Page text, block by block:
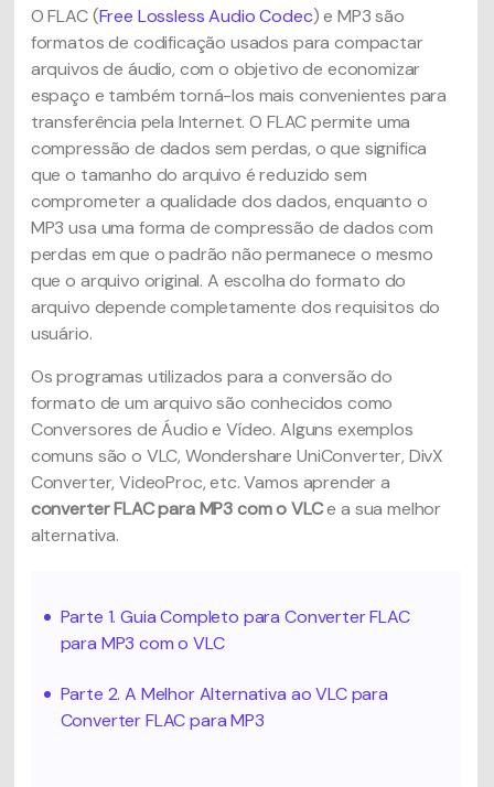
O FLAC (Free Lossless Audio Codec) e MP3 são
formatos de codificação usados para compactar
arquivos de áudio, com o objetivo de economizar
espaço e também torná-los mais convenientes para
transferência pela Internet. O FLAC permite uma
compressão de dados sem perdas, o que significa
que o tamanho do arquivo é reduzido sem
comprometer a qualidade dos dados, enquanto o
MP3 usa uma forma de compressão de dados com
perdas em que o padrão não permanece o mesmo
que o arquivo original. A escolha do formato do
arquivo depende completamente dos requisitos do
usuário.
Os programas utilizados para a conversão do
formato de um arquivo são conhecidos como
Conversores de Áudio e Vídeo. Alguns exemplos
comuns são o VLC, Wondershare UniConverter, DivX
Converter, VideoProc, etc. Vamos aprender a
converter FLAC para MP3 com o VLCe a sua melhor
alternativa.
Parte 1. Guia Completo para Converter FLAC
para MP3 com o VLC
Parte 2. A Melhor Alternativa ao VLC para
Converter FLAC para MP3